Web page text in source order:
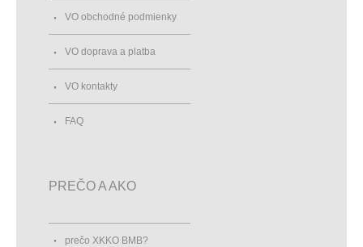
VO obchodné podmienky
VO doprava a platba
VO kontakty
FAQ
PREČO A AKO
prečo XKKO BMB?